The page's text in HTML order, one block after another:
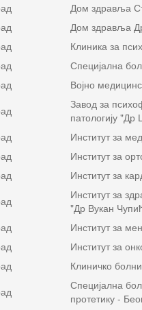
Дом здравља
Дом здравља
Клиника за
Специјална
Војно
Завод за
патологију "Др
Институт за
Институт за
Институт за
Институт за
"Др Вукан
Институт за
Институт за
Клиничко
Специјална
протетику -